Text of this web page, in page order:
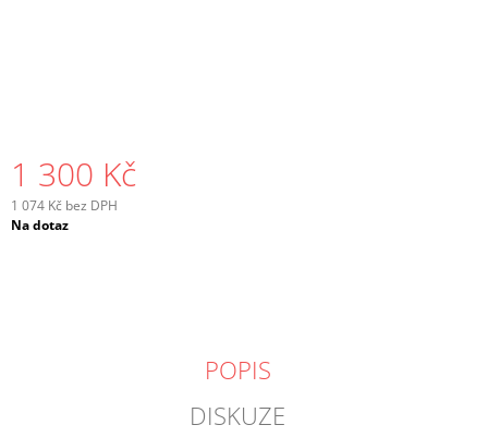
1 300 Kč
1 074 Kč bez DPH
Měrná
Na dotaz
POPIS
DISKUZE